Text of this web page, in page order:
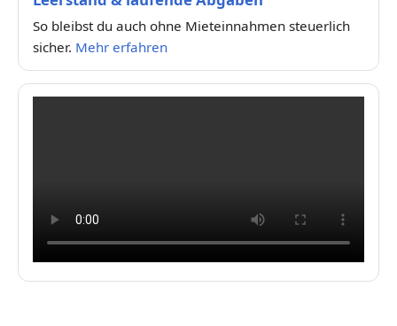
So bleibst du auch ohne Mieteinnahmen steuerlich
sicher. Mehr erfahren